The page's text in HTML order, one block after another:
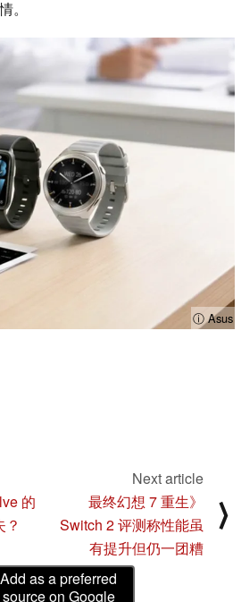
。
ⓘ Asus
的
Next article
最终幻想 7 重生》
Switch 2 评测称性能虽
有提升但仍一团糟
⟩
Add as a preferred
source on Google